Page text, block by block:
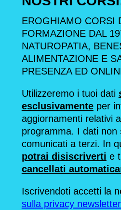
EROGHIAMO CORSI
FORMAZIONE DAL
NATUROPATIA,
ALIMENTAZIONE E
PRESENZA ED
Utilizzeremo i tuoi dati
esclusivamente per
aggiornamenti relativi
programma. I dati non
comunicati a terzi. In
potrai disiscriverti e
cancellati
Iscrivendoti accetti la
sulla privacy